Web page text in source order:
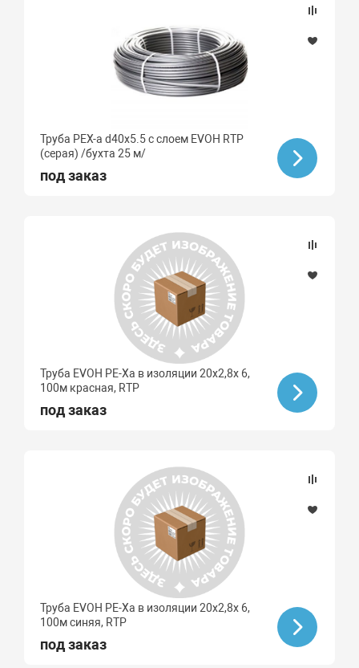
Труба PEX-a d40х5.5 с слоем EVOH RTP
(серая) /бухта 25 м/
под заказ
Труба EVOH PE-Xa в изоляции 20х2,8х 6,
100м красная, RTP
под заказ
Труба EVOH PE-Xa в изоляции 20х2,8х 6,
100м синяя, RTP
под заказ